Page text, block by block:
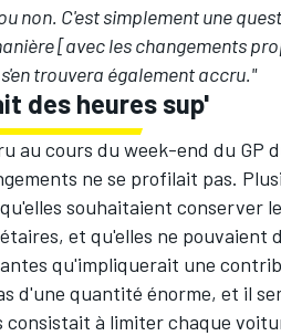
non. C'est simplement une
[avec les changements
trouvera également accru."
des heures sup'
au cours du week-end du GP
ne se profilait pas.
souhaitaient conserver
et qu'elles ne pouvaient
qu'impliquerait une
d'une quantité énorme, et il
consistait à limiter chaque